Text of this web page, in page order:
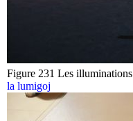
Figure 231 Les illuminations
la lumigoj